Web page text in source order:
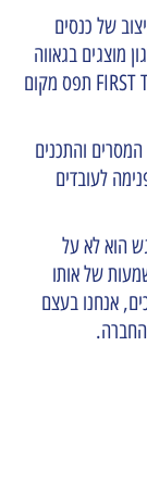
של כנסים
מוצגים בגאווה
בביתנים שלנו גם כלפי לקוחות. הסלוגן של FIRST TO SEE תפס מקום
והתכנים
לעובדים
הוא לא על
של אותו
אנחנו בעצם